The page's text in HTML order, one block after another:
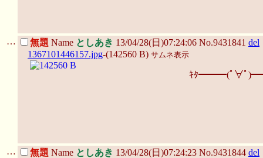
… 無題 Name としあき 13/04/28(日)07:24:06 No.9431841 del
1367101446157.jpg-(142560 B) サムネ表示
ｷﾀ━━━(ﾟ∀ﾟ
… 無題 Name としあき 13/04/28(日)07:24:23 No.9431844 del